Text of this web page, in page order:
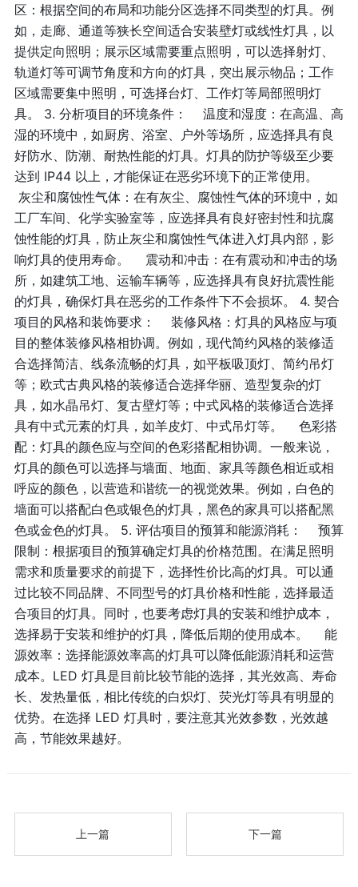
区：根据空间的布局和功能分区选择不同类型的灯具。例
如，走廊、通道等狭长空间适合安装壁灯或线性灯具，以
提供定向照明；展示区域需要重点照明，可以选择射灯、
轨道灯等可调节角度和方向的灯具，突出展示物品；工作
区域需要集中照明，可选择台灯、工作灯等局部照明灯
具。 3. 分析项目的环境条件： 温度和湿度：在高温、高
湿的环境中，如厨房、浴室、户外等场所，应选择具有良
好防水、防潮、耐热性能的灯具。灯具的防护等级至少要
达到 IP44 以上，才能保证在恶劣环境下的正常使用。
灰尘和腐蚀性气体：在有灰尘、腐蚀性气体的环境中，如
工厂车间、化学实验室等，应选择具有良好密封性和抗腐
蚀性能的灯具，防止灰尘和腐蚀性气体进入灯具内部，影
响灯具的使用寿命。 震动和冲击：在有震动和冲击的场
所，如建筑工地、运输车辆等，应选择具有良好抗震性能
的灯具，确保灯具在恶劣的工作条件下不会损坏。 4. 契合
项目的风格和装饰要求： 装修风格：灯具的风格应与项
目的整体装修风格相协调。例如，现代简约风格的装修适
合选择简洁、线条流畅的灯具，如平板吸顶灯、简约吊灯
等；欧式古典风格的装修适合选择华丽、造型复杂的灯
具，如水晶吊灯、复古壁灯等；中式风格的装修适合选择
具有中式元素的灯具，如羊皮灯、中式吊灯等。 色彩搭
配：灯具的颜色应与空间的色彩搭配相协调。一般来说，
灯具的颜色可以选择与墙面、地面、家具等颜色相近或相
呼应的颜色，以营造和谐统一的视觉效果。例如，白色的
墙面可以搭配白色或银色的灯具，黑色的家具可以搭配黑
色或金色的灯具。 5. 评估项目的预算和能源消耗： 预算
限制：根据项目的预算确定灯具的价格范围。在满足照明
需求和质量要求的前提下，选择性价比高的灯具。可以通
过比较不同品牌、不同型号的灯具价格和性能，选择最适
合项目的灯具。同时，也要考虑灯具的安装和维护成本，
选择易于安装和维护的灯具，降低后期的使用成本。 能
源效率：选择能源效率高的灯具可以降低能源消耗和运营
成本。LED 灯具是目前比较节能的选择，其光效高、寿命
长、发热量低，相比传统的白炽灯、荧光灯等具有明显的
优势。在选择 LED 灯具时，要注意其光效参数，光效越
高，节能效果越好。
上一篇 下一篇